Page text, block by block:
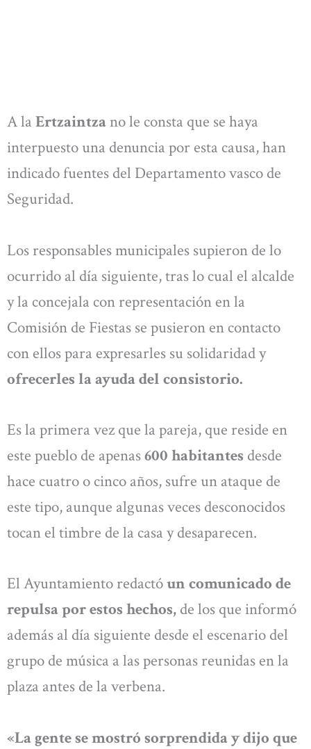
A la Ertzaintzano le consta que se haya
interpuesto una denuncia por esta causa, han
indicado fuentes del Departamento vasco de
Seguridad.
Los responsables municipales supieron de lo
ocurrido al día siguiente, tras lo cual el alcalde
y la concejala con representación en la
Comisión de Fiestas se pusieron en contacto
con ellos para expresarles su solidaridad y
ofrecerles la ayuda del consistorio.
Es la primera vez que la pareja, que reside en
este pueblo de apenas600 habitantes desde
hace cuatro o cinco años, sufre un ataque de
este tipo, aunque algunas veces desconocidos
tocan el timbre de la casa y desaparecen.
El Ayuntamiento redactóun comunicado de
repulsa por estos hechos, de los que informó
además al día siguiente desde el escenario del
grupo de música a las personas reunidas en la
plaza antes de la verbena.
«La gente se mostró sorprendida y dijo que